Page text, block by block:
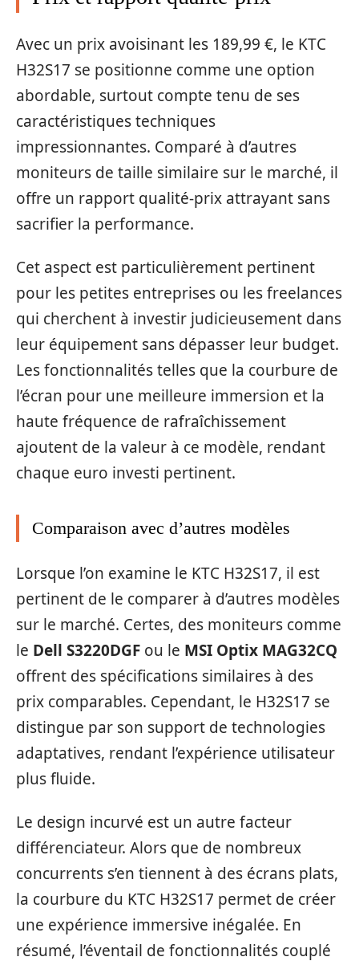
Avec un prix avoisinant les 189,99 €, le KTC
H32S17 se positionne comme une option
abordable, surtout compte tenu de ses
caractéristiques techniques
impressionnantes. Comparé à d’autres
moniteurs de taille similaire sur le marché, il
offre un rapport qualité-prix attrayant sans
sacrifier la performance.
Cet aspect est particulièrement pertinent
pour les petites entreprises ou les freelances
qui cherchent à investir judicieusement dans
leur équipement sans dépasser leur budget.
Les fonctionnalités telles que la courbure de
l’écran pour une meilleure immersion et la
haute fréquence de rafraîchissement
ajoutent de la valeur à ce modèle, rendant
chaque euro investi pertinent.
Comparaison avec d’autres modèles
Lorsque l’on examine le KTC H32S17, il est
pertinent de le comparer à d’autres modèles
sur le marché. Certes, des moniteurs comme
le Dell S3220DGF ou le MSI Optix MAG32CQ
offrent des spécifications similaires à des
prix comparables. Cependant, le H32S17 se
distingue par son support de technologies
adaptatives, rendant l’expérience utilisateur
plus fluide.
Le design incurvé est un autre facteur
différenciateur. Alors que de nombreux
concurrents s’en tiennent à des écrans plats,
la courbure du KTC H32S17 permet de créer
une expérience immersive inégalée. En
résumé, l’éventail de fonctionnalités couplé